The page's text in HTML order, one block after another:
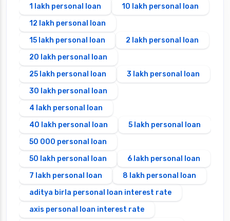
1 lakh personal loan
10 lakh personal loan
12 lakh personal loan
15 lakh personal loan
2 lakh personal loan
20 lakh personal loan
25 lakh personal loan
3 lakh personal loan
30 lakh personal loan
4 lakh personal loan
40 lakh personal loan
5 lakh personal loan
50 000 personal loan
50 lakh personal loan
6 lakh personal loan
7 lakh personal loan
8 lakh personal loan
aditya birla personal loan interest rate
axis personal loan interest rate